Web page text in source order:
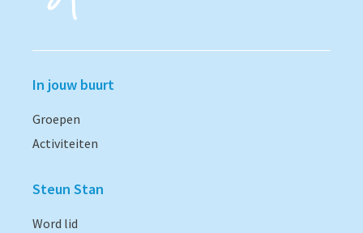
In jouw buurt
Groepen
Activiteiten
Steun Stan
Word lid